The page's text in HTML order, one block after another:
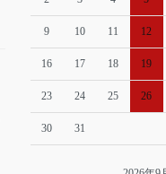
9 10 11 12
16 17 18 19
23 24 25 26
30 31